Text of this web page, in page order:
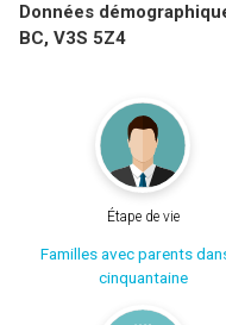
Données
BC, V3S 5Z4
Étape de vie
Familles avec parents
cinquantaine